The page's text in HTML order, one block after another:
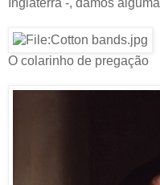
Inglaterra -, damos
O colarinho de pregação